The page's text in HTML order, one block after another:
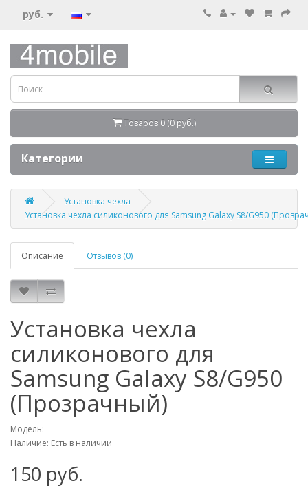
руб.
Товаров 0 (0 руб.)
Категории
Установка чехла
Установка чехла силиконового для Samsung Galaxy S8/G950
Описание Отзывов (0)
Установка чехла
силиконового для
Samsung Galaxy S8/G950
(Прозрачный)
Модель:
Наличие: Есть в наличии
150 руб.